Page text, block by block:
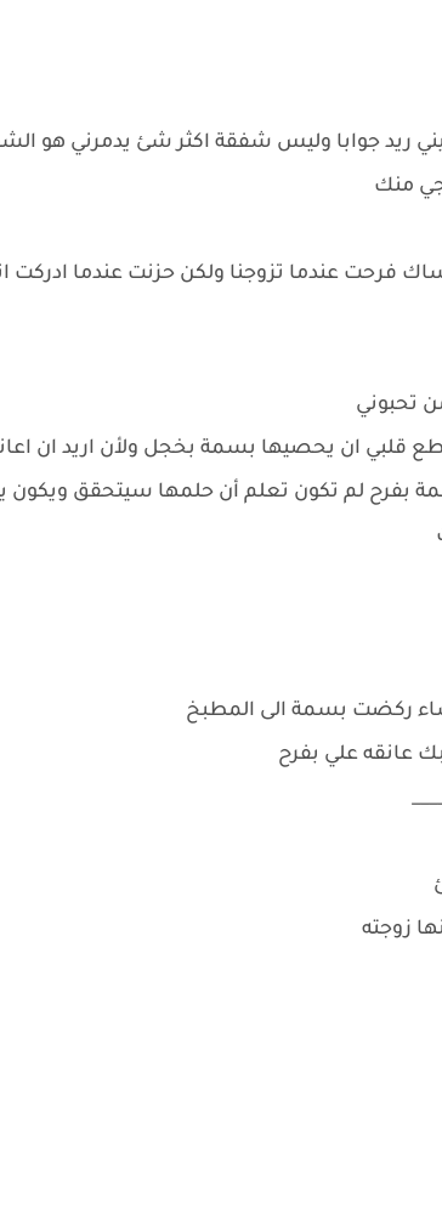
ريد جوابا وليس شفقة اكثر شئ يدمرني هو
منك
فرحت عندما تزوجنا ولكن حزنت عندما ادركت
تحبوني
قلبي ان يحصيها بسمة بخجل ولأن اريد ان
بفرح لم تكون تعلم أن حلمها سيتحقق ويكون
ركضت بسمة الى المطبخ
عانقه علي بفرح
زوجته